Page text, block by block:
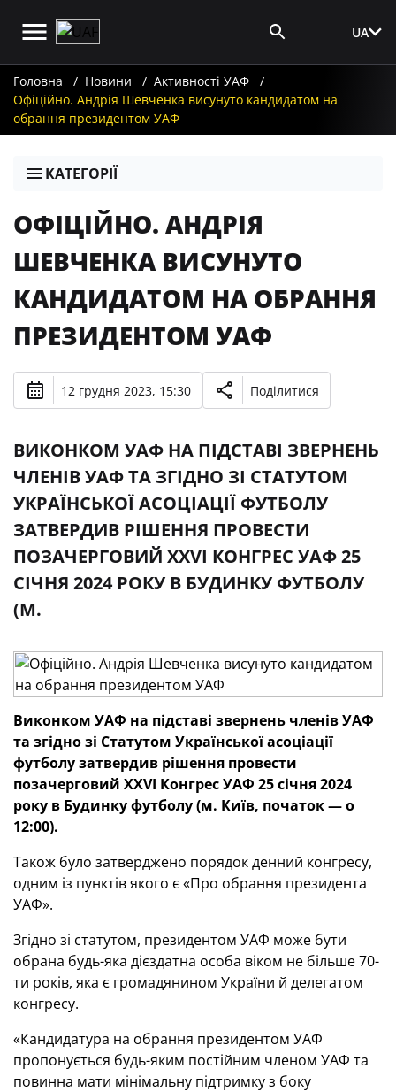
UA
Головна Новини
Активності УАФ
Офіційно. Андрія Шевченка висунуто кандидатом на
обрання президентом УАФ
КАТЕГОРІЇ
ОФІЦІЙНО. АНДРІЯ
ШЕВЧЕНКА ВИСУНУТО
КАНДИДАТОМ НА ОБРАННЯ
ПРЕЗИДЕНТОМ УАФ
12 грудня 2023, 15:30 Поділитися
ВИКОНКОМ УАФ НА ПІДСТАВІ ЗВЕРНЕНЬ
ЧЛЕНІВ УАФ ТА ЗГІДНО ЗІ СТАТУТОМ
УКРАЇНСЬКОЇ АСОЦІАЦІЇ ФУТБОЛУ
ЗАТВЕРДИВ РІШЕННЯ ПРОВЕСТИ
ПОЗАЧЕРГОВИЙ XXVI КОНГРЕС УАФ 25
СІЧНЯ 2024 РОКУ В БУДИНКУ ФУТБОЛУ
(М.
Виконком УАФ на підставі звернень членів УАФ
та згідно зі Статутом Української асоціації
футболу затвердив рішення провести
позачерговий XXVI Конгрес УАФ 25 січня 2024
року в Будинку футболу (м. Київ, початок — о
12:00).
Також було затверджено порядок денний конгресу,
одним із пунктів якого є «Про обрання президента
УАФ».
Згідно зі статутом, президентом УАФ може бути
обрана будь-яка дієздатна особа віком не більше 70-
ти років, яка є громадянином України й делегатом
конгресу.
«Кандидатура на обрання президентом УАФ
пропонується будь-яким постійним членом УАФ та
повинна мати мінімальну підтримку з боку